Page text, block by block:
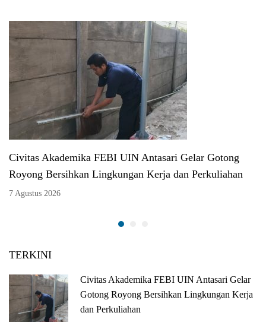
Civitas Akademika FEBI UIN Antasari Gelar Gotong
Royong Bersihkan Lingkungan Kerja dan Perkuliahan
7 Agustus 2026
TERKINI
Civitas Akademika FEBI UIN Antasari Gelar
Gotong Royong Bersihkan Lingkungan Kerja
dan Perkuliahan